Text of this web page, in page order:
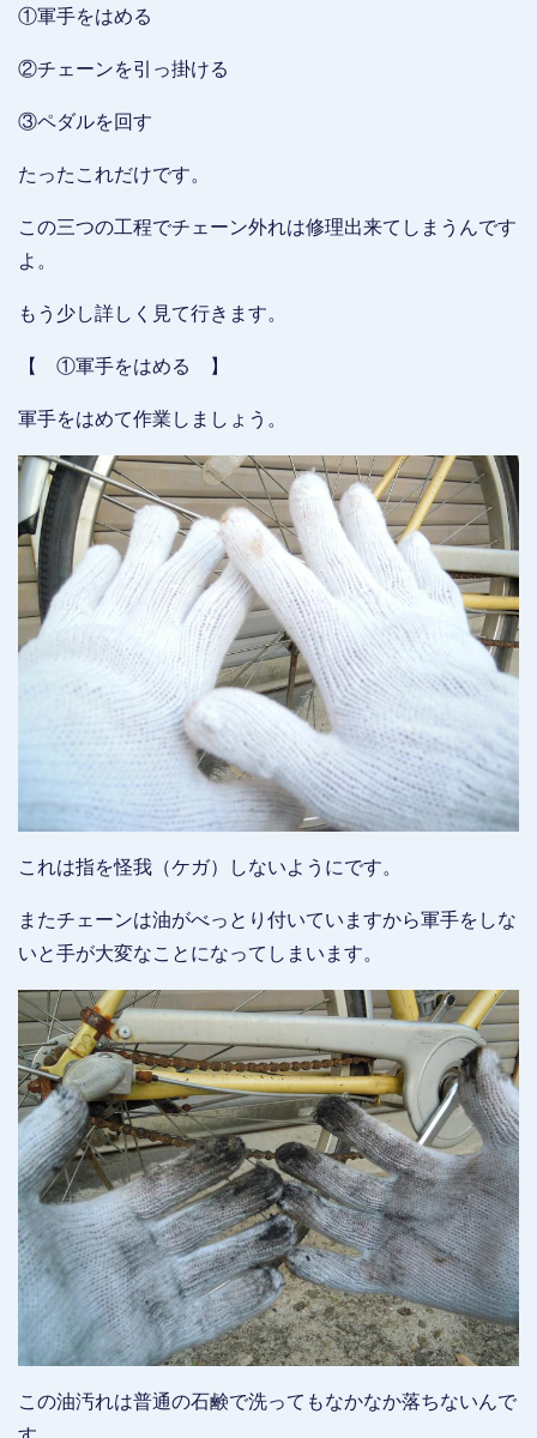
①軍手をはめる
②チェーンを引っ掛ける
③ペダルを回す
たったこれだけです。
この三つの工程でチェーン外れは修理出来てしまうんです
よ。
もう少し詳しく見て行きます。
【 ①軍手をはめる 】
軍手をはめて作業しましょう。
これは指を怪我（ケガ）しないようにです。
またチェーンは油がべっとり付いていますから軍手をしな
いと手が大変なことになってしまいます。
この油汚れは普通の石鹸で洗ってもなかなか落ちないんで